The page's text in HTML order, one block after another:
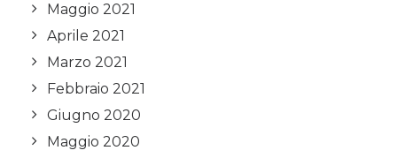
Maggio 2021
Aprile 2021
Marzo 2021
Febbraio 2021
Giugno 2020
Maggio 2020